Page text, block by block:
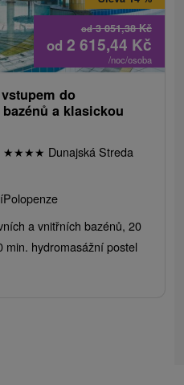
od3 051,38Kč
od 2 615,44 Kč
/noc/osoba
do
a klasickou
★★★★ Dunajská Streda
Polopenze
a vnitřních bazénů, 20
min. hydromasážní postel